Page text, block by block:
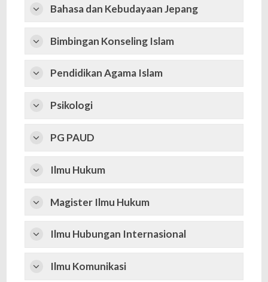
Bahasa dan Kebudayaan Jepang
Bimbingan Konseling Islam
Pendidikan Agama Islam
Psikologi
PG PAUD
Ilmu Hukum
Magister Ilmu Hukum
Ilmu Hubungan Internasional
Ilmu Komunikasi